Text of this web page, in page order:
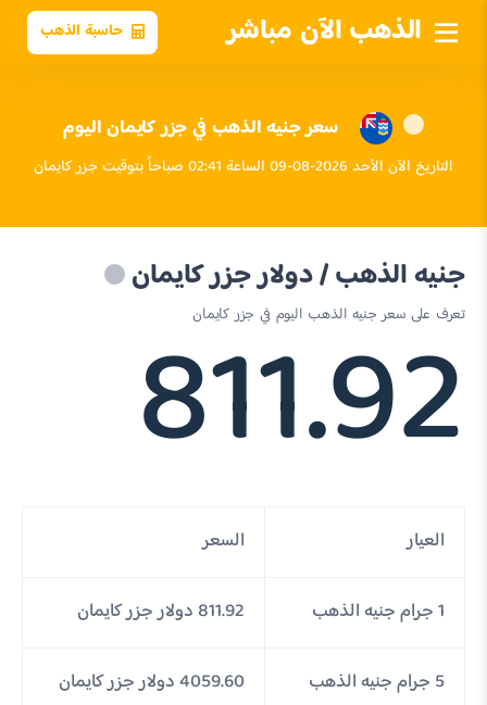
الذهب الآن مباشر حاسبة الذهب
سعر جنيه الذهب في جزر كايمان اليوم
التاريخ الآن الأحد 2026-08-09 الساعة 02:41 صباحاً بتوقيت جزر كايمان
جنيه الذهب / دولار جزر كايمان
تعرف على سعر جنيه الذهب اليوم في جزر كايمان
811.92
العيار السعر
1 جرام جنيه الذهب 811.92 دولار جزر كايمان
5 جرام جنيه الذهب 4059.60 دولار جزر كايمان